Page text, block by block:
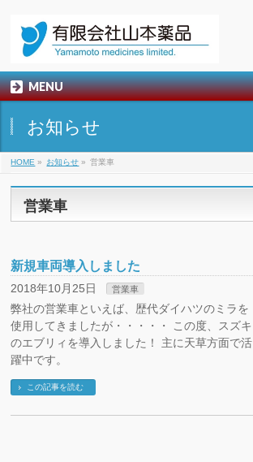
MENU
お知らせ
HOME » お知らせ » 営業車
営業車
新規車両導入しました
2018年10月25日 営業車
弊社の営業車といえば、歴代ダイハツのミラを
使用してきましたが・・・・・ この度、スズキ
のエブリィを導入しました！ 主に天草方面で活
躍中です。
この記事を読む